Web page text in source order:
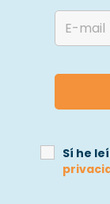
Sí he